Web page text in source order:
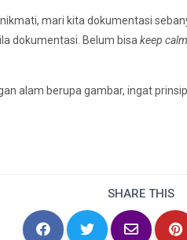
mari kita dokumentasi
dokumentasi. Belum bisakeep calm
alam berupa gambar, ingat
SHARE THIS